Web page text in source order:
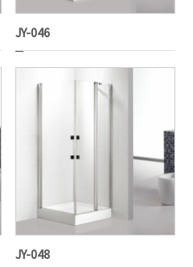
JY-046
JY-048